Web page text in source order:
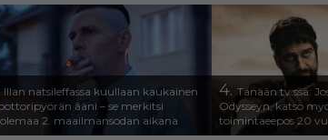
Illan natsileffassa kuullaan kaukainen
ääni – se merkitsi
2. maailmansodan aikana
4. Tänään tv:ssä:
Odysseyn, katso
toimintaeepos 20